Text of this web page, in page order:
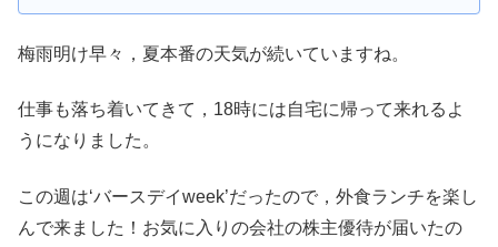
梅雨明け早々，夏本番の天気が続いていますね。
仕事も落ち着いてきて，18時には自宅に帰って来れるよ
うになりました。
この週は‘バースデイweek’だったので，外食ランチを楽し
んで来ました！お気に入りの会社の株主優待が届いたの